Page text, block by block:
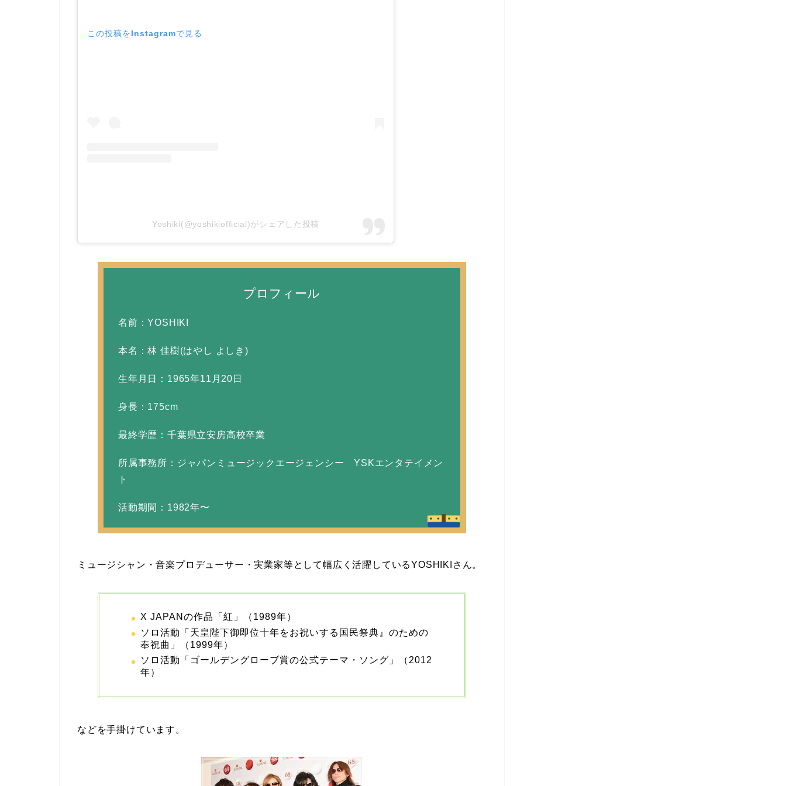
この投稿をInstagramで見る
Yoshiki(@yoshikiofficial)がシェアした投稿
プロフィール
名前：YOSHIKI
本名：林 佳樹(はやし よしき)
生年月日：1965年11月20日
身長：175cm
最終学歴：千葉県立安房高校卒業
所属事務所：ジャパンミュージックエージェンシー YSKエンタテイメン
ト
活動期間：1982年〜
ミュージシャン・音楽プロデューサー・実業家等として幅広く活躍しているYOSHIKIさん。
X JAPANの作品「紅」（1989年）
ソロ活動「天皇陛下御即位十年をお祝いする国民祭典』のための
奉祝曲」（1999年）
ソロ活動「ゴールデングローブ賞の公式テーマ・ソング」（2012
年）
などを手掛けています。